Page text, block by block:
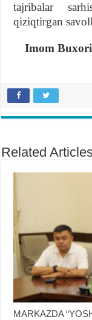
tajribalar
qiziqtirgan
Imom
Related
MARKAZDA